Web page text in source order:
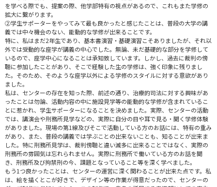
を学べる際でも、提案の際、他学部特有の視点があるので、これもまた学修の
拡大に繋がります。
②学生サポーターをやってみて最も良かったと感じたことは、普段の大学の講
義では中々機会のない、能動的な学修が出来ることです。
特に、私はまだ2年生であり、基本書演習・基礎演習こそありましたが、それ以
外では受動的な座学が講義の中心でした。無論、未だ基礎的な部分を学修して
いるので、座学中心になることは承知致しています。しかし、過去に裁判の傍
聴に参加したことがあり、そこで経験した生の学修は、強く印象に残りまし
た。そのため、そのような座学以外による学修のスタイルに対する意欲があり
ました。
私は、センターの存在を知った際、前述の通り、治療的司法に対する興味があ
ったことは勿論、活動内容の中に施設見学等の能動的な学修が含まれているこ
とに惹かれ、学生サポーターになることを決めました。実際、センターの活動
では、講演会や刑務所見学などの、実際に自分の目や耳で見る・聞く学修体験
がありました。現場の第1線及びそこで活動している方のお話には、特有の重み
があり、また、普段の講義では学ぶことの出来ないことも、知ることが出来ま
した。特に刑務所見学は、裁判傍聴と違い滅多に出来ることではなく、実際の
刑務所の雰囲気は忘れられません。実際に刑務所で働いている方のお話を聞
き、刑務所及び拘禁刑の今、課題となっていること等を深く学べました。
もう1つ良かったことは、センターの運営に深く関わることが出来た点です。私
は、絵を描くとこが好きで、デザイン等の作業が得意だったので、センターの